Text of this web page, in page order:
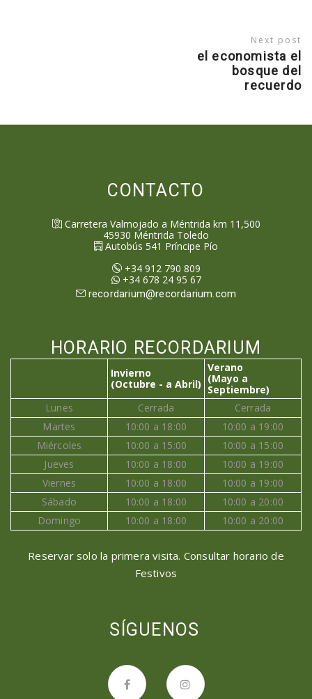
Next post
el economista el
bosque del
recuerdo
CONTACTO
Carretera Valmojado a Méntrida km 11,500
45930 Méntrida Toledo
Autobús 541 Príncipe Pío
+34 912 790 809
+34 678 24 95 67
recordarium@recordarium.com
HORARIO RECORDARIUM
Invierno
(Octubre - a Abril)
Verano
(Mayo a
Septiembre)
Lunes
Cerrada
Cerrada
Martes
10:00 a 18:00
10:00 a 19:00
Miércoles
10:00 a 15:00
10:00 a 15:00
Jueves
10:00 a 18:00
10:00 a 19:00
Viernes
10:00 a 18:00
10:00 a 19:00
Sábado
10:00 a 18:00
10:00 a 20:00
Domingo
10:00 a 18:00 10:00 a 20:00
Reservar solo la primera visita. Consultar horario de
Festivos
SÍGUENOS